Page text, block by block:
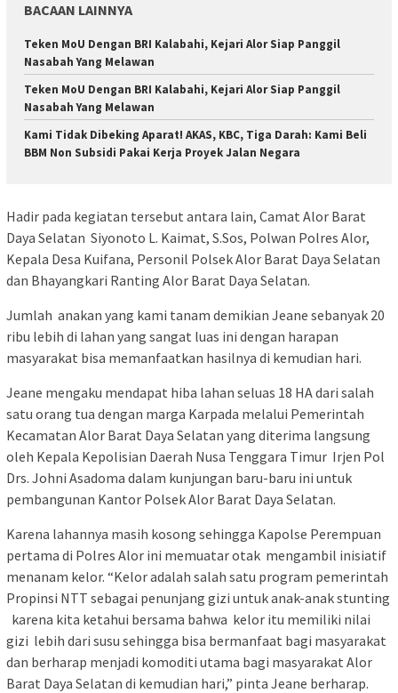
BACAAN LAINNYA
Teken MoU Dengan BRI Kalabahi, Kejari Alor Siap Panggil
Nasabah Yang Melawan
Teken MoU Dengan BRI Kalabahi, Kejari Alor Siap Panggil
Nasabah Yang Melawan
Kami Tidak Dibeking Aparat! AKAS, KBC, Tiga Darah: Kami Beli
BBM Non Subsidi Pakai Kerja Proyek Jalan Negara
Hadir pada kegiatan tersebut antara lain, Camat Alor Barat
Daya Selatan Siyonoto L. Kaimat, S.Sos, Polwan Polres Alor,
Kepala Desa Kuifana, Personil Polsek Alor Barat Daya Selatan
dan Bhayangkari Ranting Alor Barat Daya Selatan.
Jumlah anakan yang kami tanam demikian Jeane sebanyak 20
ribu lebih di lahan yang sangat luas ini dengan harapan
masyarakat bisa memanfaatkan hasilnya di kemudian hari.
Jeane mengaku mendapat hiba lahan seluas 18 HA dari salah
satu orang tua dengan marga Karpada melalui Pemerintah
Kecamatan Alor Barat Daya Selatan yang diterima langsung
oleh Kepala Kepolisian Daerah Nusa Tenggara Timur Irjen Pol
Drs. Johni Asadoma dalam kunjungan baru-baru ini untuk
pembangunan Kantor Polsek Alor Barat Daya Selatan.
Karena lahannya masih kosong sehingga Kapolse Perempuan
pertama di Polres Alor ini memuatar otak mengambil inisiatif
menanam kelor. “Kelor adalah salah satu program pemerintah
Propinsi NTT sebagai penunjang gizi untuk anak-anak stunting
karena kita ketahui bersama bahwa kelor itu memiliki nilai
gizi lebih dari susu sehingga bisa bermanfaat bagi masyarakat
dan berharap menjadi komoditi utama bagi masyarakat Alor
Barat Daya Selatan di kemudian hari,” pinta Jeane berharap.